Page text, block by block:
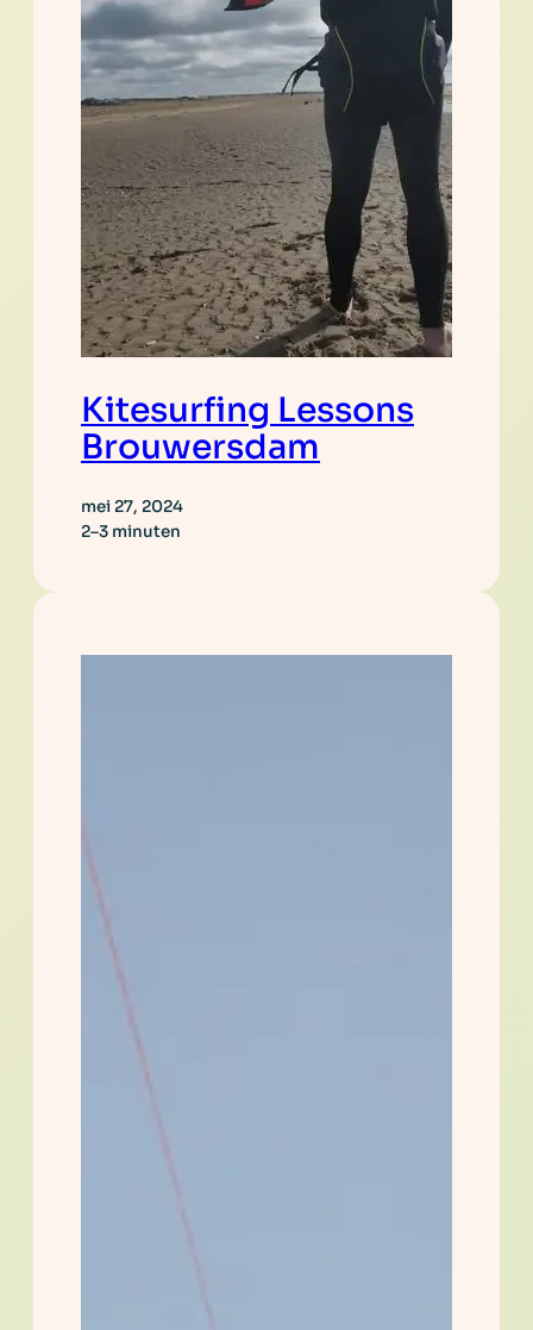
Kitesurfing Lessons
Brouwersdam
mei 27, 2024
2–3 minuten